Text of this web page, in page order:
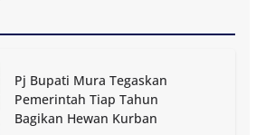
Pj Bupati Mura Tegaskan
Pemerintah Tiap Tahun
Bagikan Hewan Kurban